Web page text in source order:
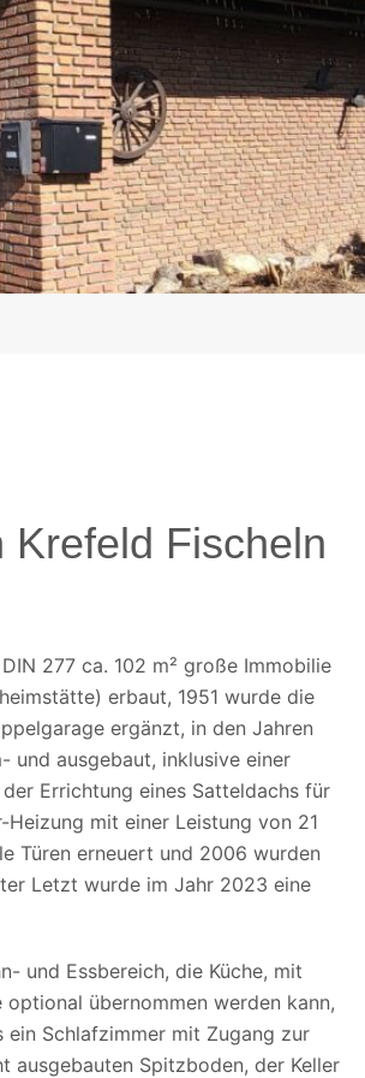
Fischeln
277 ca. 102 m² große Immobilie
erbaut, 1951 wurde die
ergänzt, in den Jahren
und ausgebaut, inklusive einer
Errichtung eines Satteldachs für
mit einer Leistung von 21
Türen erneuert und 2006 wurden
Letzt wurde im Jahr 2023 eine
und Essbereich, die Küche, mit
übernommen werden kann,
ein Schlafzimmer mit Zugang zur
ausgebauten Spitzboden, der Keller